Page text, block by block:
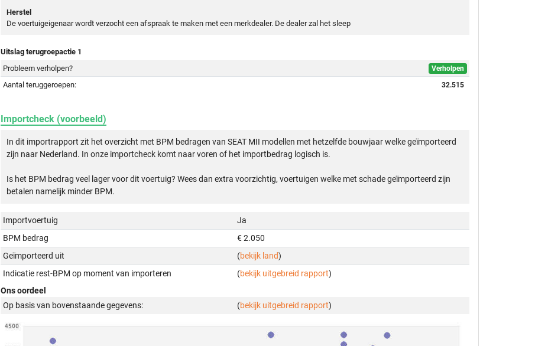
Herstel
De voertuigeigenaar wordt verzocht een afspraak te maken met een merkdealer. De dealer zal het sleep
Uitslag terugroepactie 1
Probleem verholpen?
Verholpen
Aantal teruggeroepen: 32.515
Importcheck (voorbeeld)
In dit importrapport zit het overzicht met BPM bedragen van SEAT MII modellen met hetzelfde bouwjaar welke geïmporteerd
zijn naar Nederland. In onze importcheck komt naar voren of het importbedrag logisch is.
Is het BPM bedrag veel lager voor dit voertuig? Wees dan extra voorzichtig, voertuigen welke met schade geïmporteerd zijn
betalen namelijk minder BPM.
Importvoertuig
Ja
BPM bedrag
€ 2.050
Geïmporteerd uit
(bekijk land)
Indicatie rest-BPM op moment van importeren
(bekijk uitgebreid rapport)
Ons oordeel
Op basis van bovenstaande gegevens:
(bekijk uitgebreid rapport)